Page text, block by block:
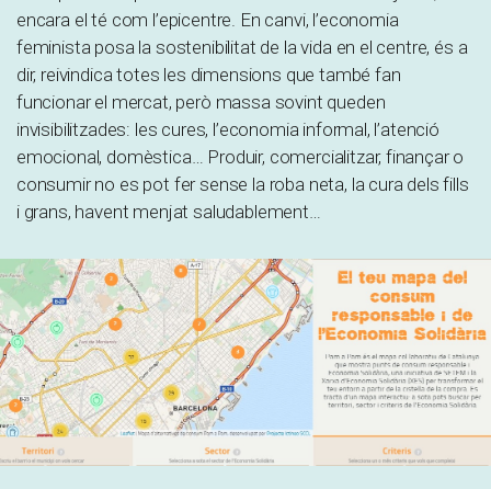
encara el té com l’epicentre. En canvi, l’economia
feminista posa la sostenibilitat de la vida en el centre, és a
dir, reivindica totes les dimensions que també fan
funcionar el mercat, però massa sovint queden
invisibilitzades: les cures, l’economia informal, l’atenció
emocional, domèstica… Produir, comercialitzar, finançar o
consumir no es pot fer sense la roba neta, la cura dels fills
i grans, havent menjat saludablement…